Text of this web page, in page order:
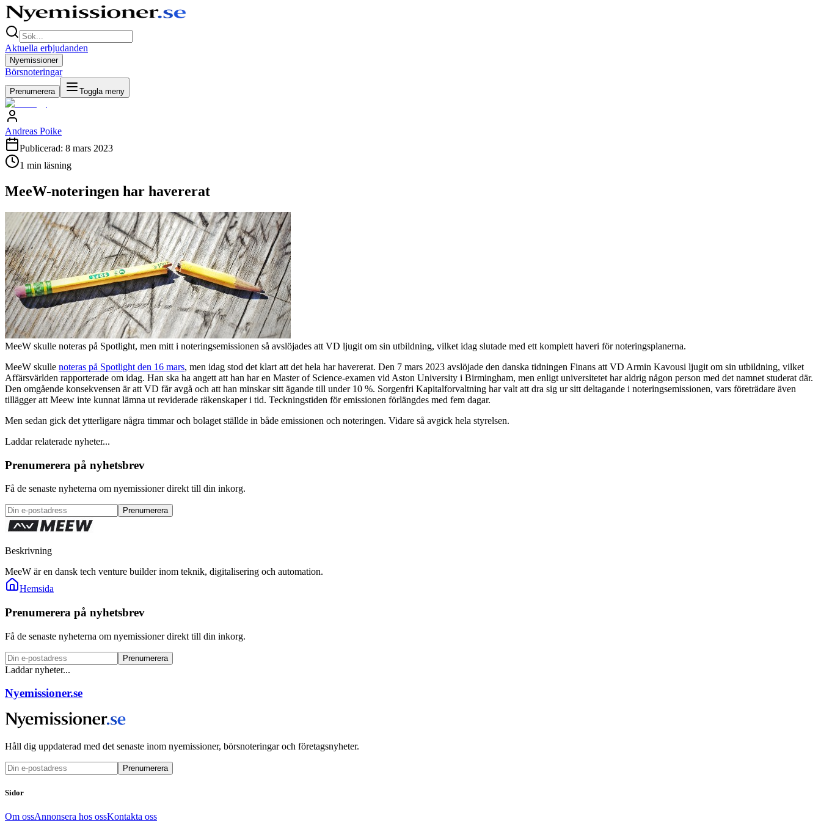
Aktuella erbjudanden
Nyemissioner
Börsnoteringar
Prenumerera Toggla meny
Andreas Poike
Publicerad: 8 mars 2023
1 min läsning
MeeW-noteringen har havererat
MeeW skulle noteras på Spotlight, men mitt i noteringsemissionen så avslöjades att VD ljugit om sin utbildning, vilket idag slutade med ett komplett haveri för noteringsplanerna.
MeeW skulle noteras på Spotlight den 16 mars, men idag stod det klart att det hela har havererat. Den 7 mars 2023 avslöjade den danska tidningen Finans att VD Armin Kavousi ljugit om sin utbildning, vilket
Affärsvärlden rapporterade om idag. Han ska ha angett att han har en Master of Science-examen vid Aston University i Birmingham, men enligt universitetet har aldrig någon person med det namnet studerat där.
Den omgående konsekvensen är att VD får avgå och att han minskar sitt ägande till under 10 %. Sorgenfri Kapitalforvaltning har valt att dra sig ur sitt deltagande i noteringsemissionen, vars företrädare även
tillägger att Meew inte kunnat lämna ut reviderade räkenskaper i tid. Teckningstiden för emissionen förlängdes med fem dagar.
Men sedan gick det ytterligare några timmar och bolaget ställde in både emissionen och noteringen. Vidare så avgick hela styrelsen.
Laddar relaterade nyheter...
Prenumerera på nyhetsbrev
Få de senaste nyheterna om nyemissioner direkt till din inkorg.
Prenumerera
Beskrivning
MeeW är en dansk tech venture builder inom teknik, digitalisering och automation.
Hemsida
Prenumerera på nyhetsbrev
Få de senaste nyheterna om nyemissioner direkt till din inkorg.
Prenumerera
Laddar nyheter...
Nyemissioner.se
Håll dig uppdaterad med det senaste inom nyemissioner, börsnoteringar och företagsnyheter.
Prenumerera
Sidor
Om ossAnnonsera hos ossKontakta oss